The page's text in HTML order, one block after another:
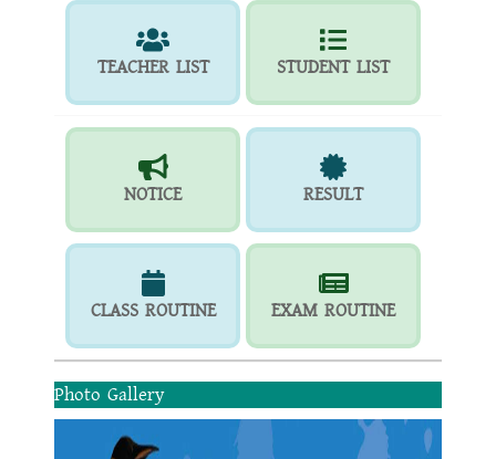
TEACHER LIST STUDENT LIST
NOTICE RESULT
CLASS ROUTINE EXAM ROUTINE
Photo Gallery